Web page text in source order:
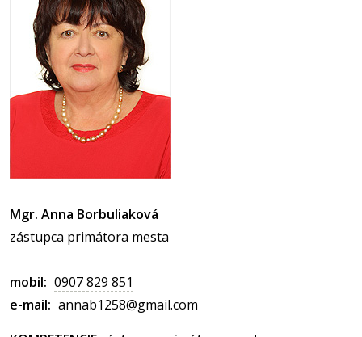
Mgr. Anna Borbuliaková
zástupca primátora mesta
mobil: 0907 829 851
e-mail: annab1258@gmail.com